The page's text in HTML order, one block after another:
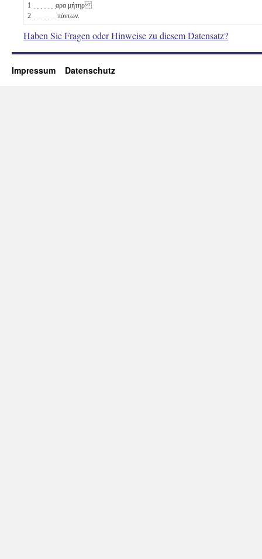
1
̣ ̣ ̣ ̣ ̣ ̣ ̣αρα μήτηρ
2 ̣ ̣ ̣ ̣ ̣ ̣ ̣ πάντων.
Haben Sie Fragen oder Hinweise zu diesem Datensatz?
Impressum Datenschutz